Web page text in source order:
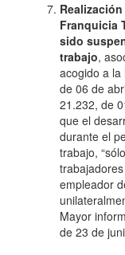
Franquicia
sido
trabajo,
acogido a la
de 06 de
21.232, de
que el
durante el
trabajo,
empleador
Mayor
de 23 de